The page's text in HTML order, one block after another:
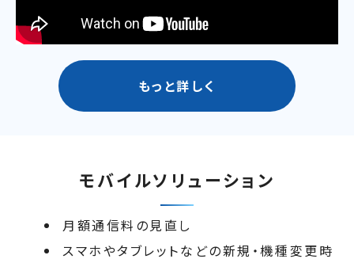
もっと詳しく
モバイルソリューション
月額通信料の見直し
スマホやタブレットなどの新規・機種変更時